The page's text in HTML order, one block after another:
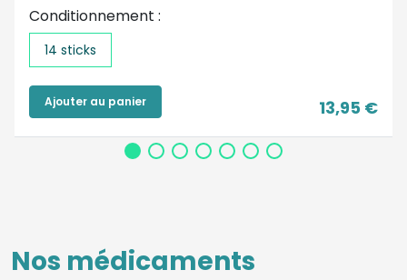
Conditionnement :
14 sticks
Ajouter au panier 13,95 €
Nos médicaments